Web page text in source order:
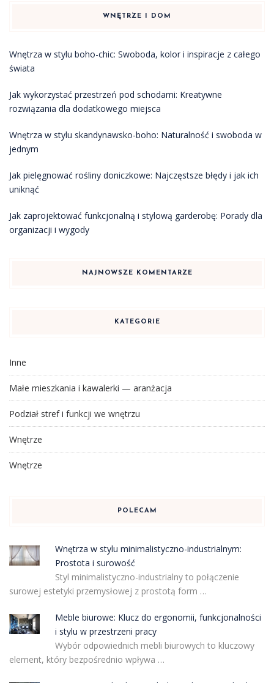
WNĘTRZE I DOM
Wnętrza w stylu boho-chic: Swoboda, kolor i inspiracje z całego
świata
Jak wykorzystać przestrzeń pod schodami: Kreatywne
rozwiązania dla dodatkowego miejsca
Wnętrza w stylu skandynawsko-boho: Naturalność i swoboda w
jednym
Jak pielęgnować rośliny doniczkowe: Najczęstsze błędy i jak ich
uniknąć
Jak zaprojektować funkcjonalną i stylową garderobę: Porady dla
organizacji i wygody
NAJNOWSZE KOMENTARZE
KATEGORIE
Inne
Małe mieszkania i kawalerki — aranżacja
Podział stref i funkcji we wnętrzu
Wnętrze
Wnętrze
POLECAM
Wnętrza w stylu minimalistyczno-industrialnym:
Prostota i surowość
Styl minimalistyczno-industrialny to połączenie
surowej estetyki przemysłowej z prostotą form …
Meble biurowe: Klucz do ergonomii, funkcjonalności
i stylu w przestrzeni pracy
Wybór odpowiednich mebli biurowych to kluczowy
element, który bezpośrednio wpływa …